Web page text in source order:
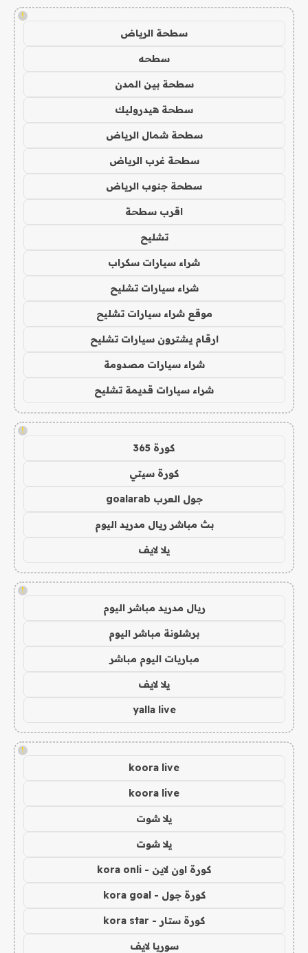
!
سطحة الرياض
سطحه
سطحة بين المدن
سطحة هيدروليك
سطحة شمال الرياض
سطحة غرب الرياض
سطحة جنوب الرياض
اقرب سطحة
تشليح
شراء سيارات سكراب
شراء سيارات تشليح
موقع شراء سيارات تشليح
ارقام يشترون سيارات تشليح
شراء سيارات مصدومة
شراء سيارات قديمة تشليح
!
كورة 365
كورة سيتي
جول العرب goalarab
بث مباشر ريال مدريد اليوم
يلا لايف
!
ريال مدريد مباشر اليوم
برشلونة مباشر اليوم
مباريات اليوم مباشر
يلا لايف
yalla live
!
koora live
koora live
يلا شوت
يلا شوت
كورة اون لاين - kora onli
كورة جول - kora goal
كورة ستار - kora star
سوريا لايف